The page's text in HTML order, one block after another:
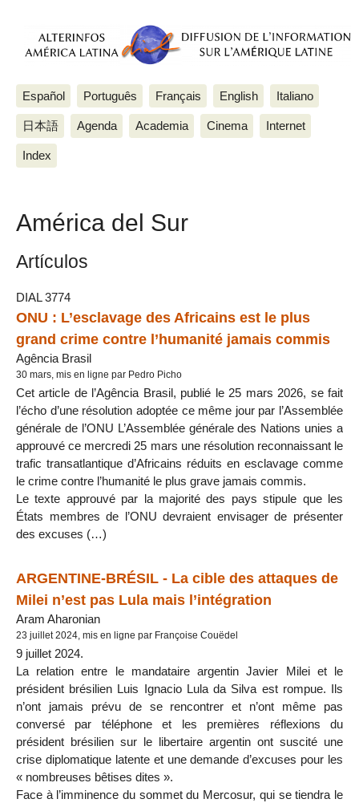
Español Português Français English Italiano
日本語 Agenda Academia Cinema Internet
Index
América del Sur
Artículos
DIAL 3774
ONU : L’esclavage des Africains est le plus
grand crime contre l’humanité jamais commis
Agência Brasil
30 mars, mis en ligne par Pedro Picho
Cet article de l’Agência Brasil, publié le 25 mars 2026, se fait
l’écho d’une résolution adoptée ce même jour par l’Assemblée
générale de l’ONU L’Assemblée générale des Nations unies a
approuvé ce mercredi 25 mars une résolution reconnaissant le
trafic transatlantique d’Africains réduits en esclavage comme
le crime contre l’humanité le plus grave jamais commis.
Le texte approuvé par la majorité des pays stipule que les
États membres de l’ONU devraient envisager de présenter
des excuses (…)
ARGENTINE-BRÉSIL - La cible des attaques de
Milei n’est pas Lula mais l’intégration
Aram Aharonian
23 juillet 2024, mis en ligne par Françoise Couëdel
9 juillet 2024.
La relation entre le mandataire argentin Javier Milei et le
président brésilien Luis Ignacio Lula da Silva est rompue. Ils
n’ont jamais prévu de se rencontrer et n’ont même pas
conversé par téléphone et les premières réflexions du
président brésilien sur le libertaire argentin ont suscité une
crise diplomatique latente et une demande d’excuses pour les
« nombreuses bêtises dites ».
Face à l’imminence du sommet du Mercosur, qui se tiendra le